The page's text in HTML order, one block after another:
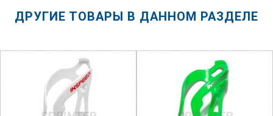
ДРУГИЕ ТОВАРЫ В ДАННОМ РАЗДЕЛЕ